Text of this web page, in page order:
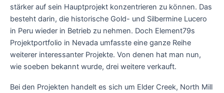
stärker auf sein Hauptprojekt konzentrieren zu können. Das
besteht darin, die historische Gold- und Silbermine Lucero
in Peru wieder in Betrieb zu nehmen. Doch Element79s
Projektportfolio in Nevada umfasste eine ganze Reihe
weiterer interessanter Projekte. Von denen hat man nun,
wie soeben bekannt wurde, drei weitere verkauft.
Bei den Projekten handelt es sich um Elder Creek, North Mill